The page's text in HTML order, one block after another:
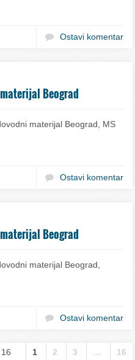
Ostavi komentar
Beograd
materijal Beograd, MS
Ostavi komentar
Beograd
materijal Beograd,
Ostavi komentar
1 2 3 … 16